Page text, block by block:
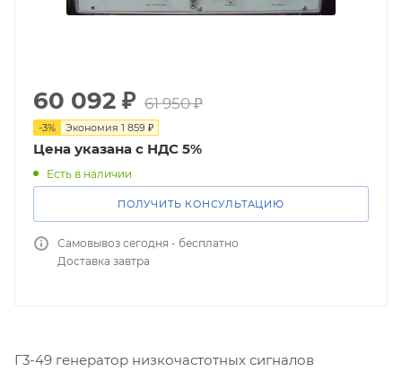
60 092 ₽ 61 950₽
-3% Экономия 1 859 ₽
Цена указана с НДС 5%
Есть в наличии
ПОЛУЧИТЬ КОНСУЛЬТАЦИЮ
Самовывоз сегодня - бесплатно
Доставка завтра
Г3-49 генератор низкочастотных сигналов